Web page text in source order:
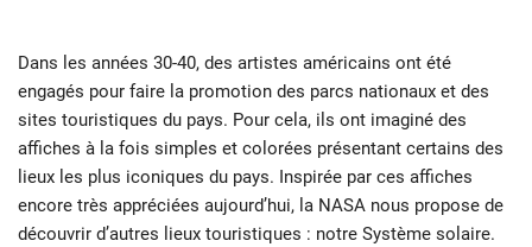
Dans les années 30-40, des artistes américains ont été
engagés pour faire la promotion des parcs nationaux et des
sites touristiques du pays. Pour cela, ils ont imaginé des
affiches à la fois simples et colorées présentant certains des
lieux les plus iconiques du pays. Inspirée par ces affiches
encore très appréciées aujourd’hui, la NASA nous propose de
découvrir d’autres lieux touristiques : notre Système solaire.